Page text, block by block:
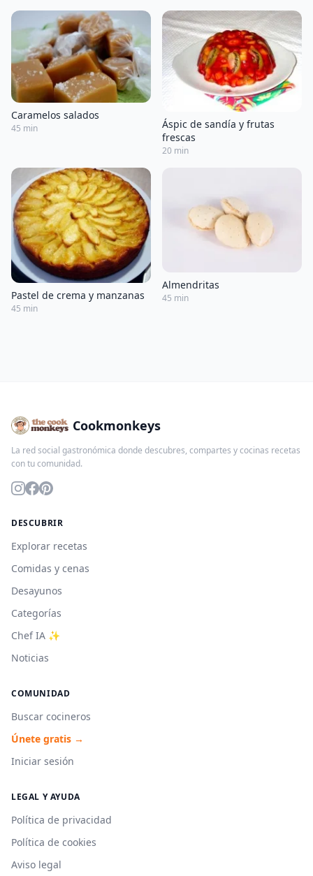
Caramelos salados
45 min
Áspic de sandía y frutas
frescas
20 min
Pastel de crema y manzanas
45 min
Almendritas
45 min
Cookmonkeys
La red social gastronómica donde descubres, compartes y cocinas recetas
con tu comunidad.
DESCUBRIR
Explorar recetas
Comidas y cenas
Desayunos
Categorías
Chef IA ✨
Noticias
COMUNIDAD
Buscar cocineros
Únete gratis →
Iniciar sesión
LEGAL Y AYUDA
Política de privacidad
Política de cookies
Aviso legal